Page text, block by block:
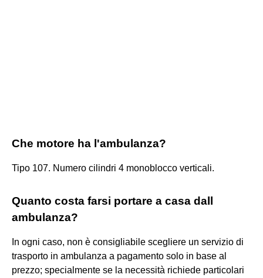
Che motore ha l'ambulanza?
Tipo 107. Numero cilindri 4 monoblocco verticali.
Quanto costa farsi portare a casa dall
ambulanza?
In ogni caso, non è consigliabile scegliere un servizio di
trasporto in ambulanza a pagamento solo in base al
prezzo; specialmente se la necessità richiede particolari